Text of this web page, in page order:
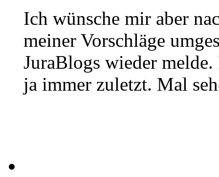
Ich wünsche mir aber
meiner Vorschläge
JuraBlogs wieder
ja immer zuletzt. Mal